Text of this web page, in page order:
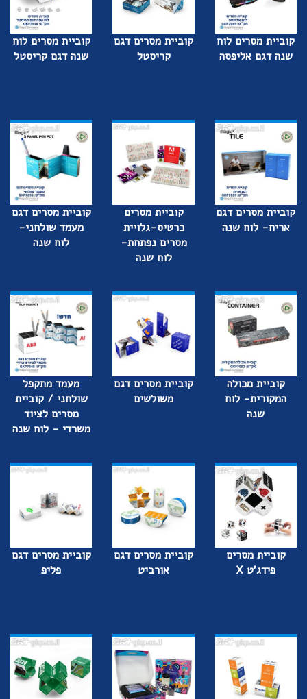
קוביית מסרים לוח
שנה דגם אליפסה
קוביית מסרים דגם
קריסטל
קוביית מסרים לוח
שנה דגם קריסטל
קוביית מסרים דגם
אריח- לוח שנה
קוביית מסרים
כרטיס-גלויית
מסרים נפתחת-
לוח שנה
קוביית מסרים דגם
מעמד שולחני-
לוח שנה
קוביית מכולה
המקורית- לוח
שנה
קוביית מסרים דגם
משולשים
מעמד מתקפל
שולחני / קוביית
מסרים לציוד
משרדי - לוח שנה
קוביית מסרים
פידג'ט X
קוביית מסרים דגם
אורביט
קוביית מסרים דגם
פליפ